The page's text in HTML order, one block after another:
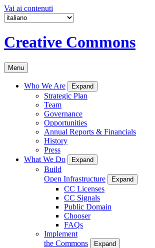
Vai ai contenuti
Creative Commons
Menu
Who We Are Expand
Strategic Plan
Team
Governance
Opportunities
Annual Reports & Financials
History
Press
What We Do
Expand
Build
Open Infrastructure
Expand
CC Licenses
CC Signals
Public Domain
Chooser
FAQs
Implement
the Commons
Expand